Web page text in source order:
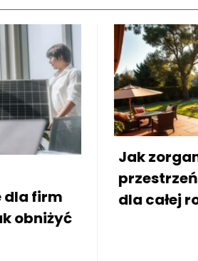
Jak zorganizować
przestrzeń wokół domu
dla całej rodziny